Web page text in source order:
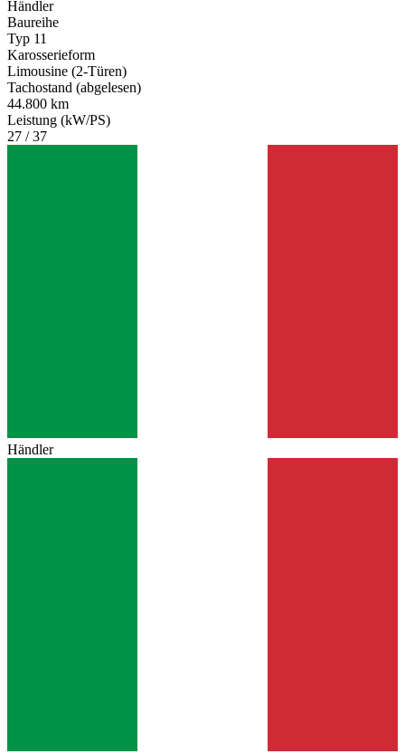
Händler
Baureihe
Typ 11
Karosserieform
Limousine (2-Türen)
Tachostand (abgelesen)
44.800 km
Leistung (kW/PS)
27 / 37
Händler